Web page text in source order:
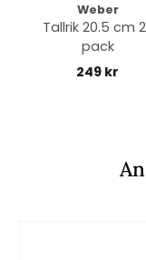
Weber
Tallrik 20.5 cm
pack
249 kr